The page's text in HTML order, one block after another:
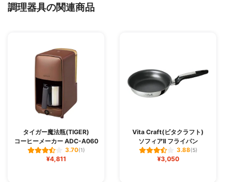
調理器具の関連商品
タイガー魔法瓶(TIGER)
コーヒーメーカー ADC-A060
3.70(1)
¥4,811
Vita Craft(ビタクラフト)
ソフィアII フライパン
3.88(5)
¥3,050